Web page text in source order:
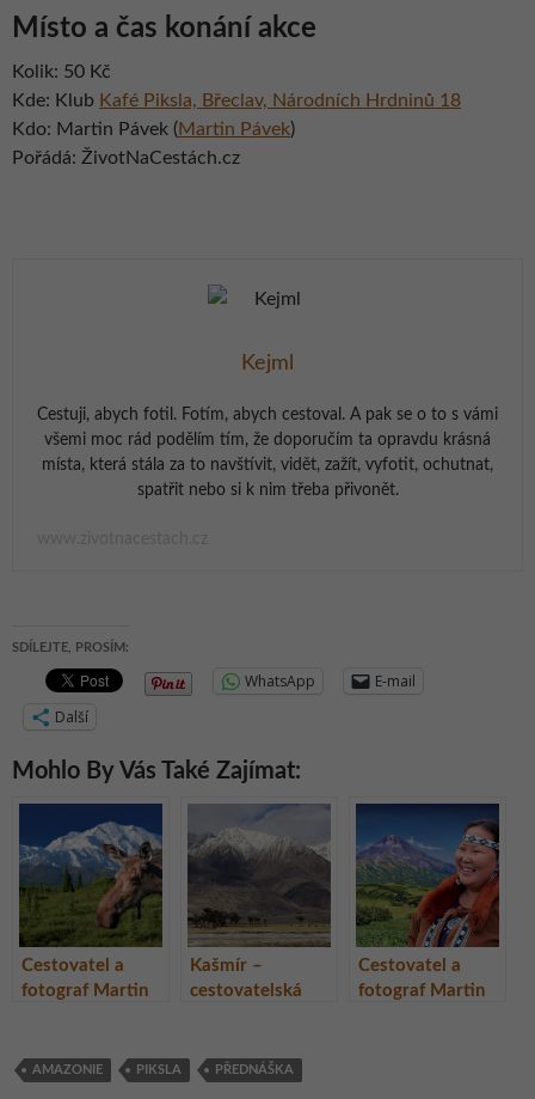
Místo a čas konání akce
Kolik: 50 Kč
Kde: Klub Kafé Piksla, Břeclav, Národních Hrdninů 18
Kdo: Martin Pávek ( Martin Pávek)
Pořádá: ŽivotNaCestách.cz
Kejml
Cestuji, abych fotil. Fotím, abych cestoval. A pak se o to s vámi
všemi moc rád podělím tím, že doporučím ta opravdu krásná
místa, která stála za to navštívit, vidět, zažít, vyfotit, ochutnat,
spatřit nebo si k nim třeba přivonět.
SDÍLEJTE, PROSÍM:
WhatsApp
E-mail
Další
Mohlo By Vás Také Zajímat:
Cestovatel a
fotograf Martin
Aljaška –
Kašmír –
cestovatelská
Cestovatel a
fotograf Martin
AMAZONIE PIKSLA PŘEDNÁŠKA